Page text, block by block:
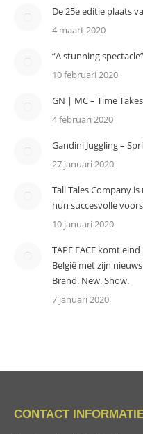
De 25e editie plaats
4 maart 2020
“A stunning
10 februari 2020
GN | MC – Time
4 februari 2020
Gandini Juggling –
27 januari 2020
Tall Tales Company
hun succesvolle
10 januari 2020
TAPE FACE komt
België met zijn
Brand. New. Show.
7 januari 2020
CONTACT